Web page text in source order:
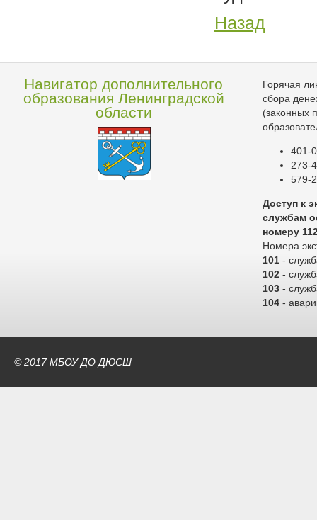
Назад
Навигатор дополнительного
образования Ленинградской
области
Горячая
сбора
(законных
401-
273-
579-
Доступ к
службам
номеру
Номера
101-
102-
103-
104-
© 2017 МБОУ ДО ДЮСШ